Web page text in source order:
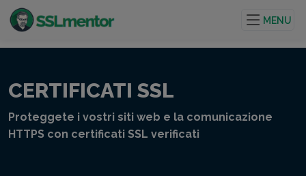
internet.
MENU
CERTIFICATI SSL
Proteggete i vostri siti web e la comunicazione
HTTPS con certificati SSL verificati